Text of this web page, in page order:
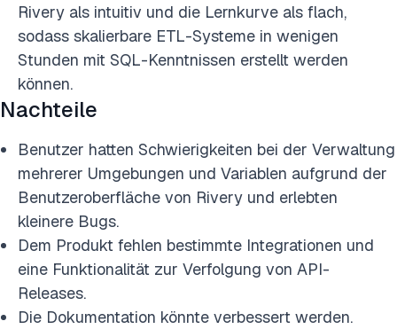
Rivery als intuitiv und die Lernkurve als flach,
sodass skalierbare ETL-Systeme in wenigen
Stunden mit SQL-Kenntnissen erstellt werden
können.
Nachteile
Benutzer hatten Schwierigkeiten bei der Verwaltung
mehrerer Umgebungen und Variablen aufgrund der
Benutzeroberfläche von Rivery und erlebten
kleinere Bugs.
Dem Produkt fehlen bestimmte Integrationen und
eine Funktionalität zur Verfolgung von API-
Releases.
Die Dokumentation könnte verbessert werden.